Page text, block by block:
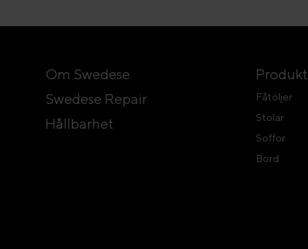
Om Swedese
Swedese Repair
Hållbarhet
Fåtöljer
Stolar
Soffor
Bord